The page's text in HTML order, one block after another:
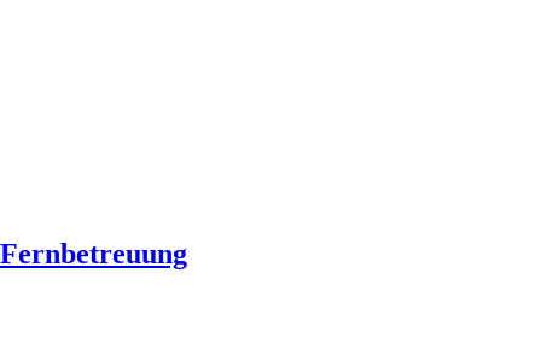
Fernbetreuung